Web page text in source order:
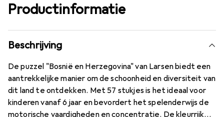
Productinformatie
Beschrijving
De puzzel "Bosnië en Herzegovina" van Larsen biedt een
aantrekkelijke manier om de schoonheid en diversiteit van
dit land te ontdekken. Met 57 stukjes is het ideaal voor
kinderen vanaf 6 jaar en bevordert het spelenderwijs de
motorische vaardigheden en concentratie. De kleurrijke